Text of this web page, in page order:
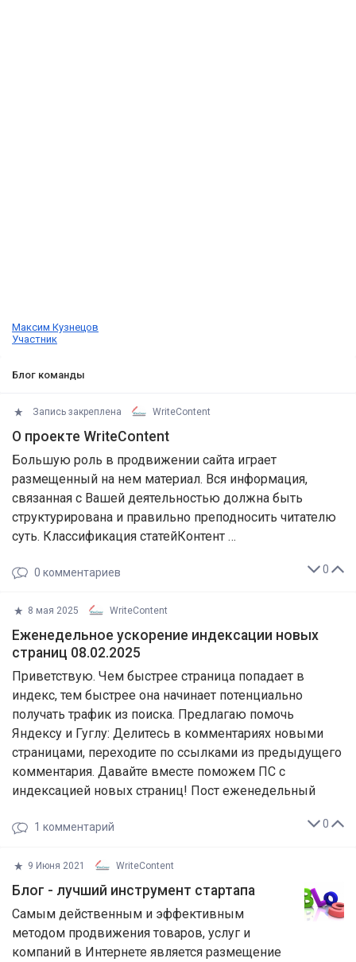
Максим Кузнецов
Участник
Блог команды
Запись закреплена WriteContent
О проекте WriteContent
Большую роль в продвижении сайта играет
размещенный на нем материал. Вся информация,
связанная с Вашей деятельностью должна быть
структурирована и правильно преподносить читателю
суть. Классификация статейКонтент …
0
0 комментариев
8 мая 2025 WriteContent
Еженедельное ускорение индексации новых
страниц 08.02.2025
Приветствую. Чем быстрее страница попадает в
индекс, тем быстрее она начинает потенциально
получать трафик из поиска. Предлагаю помочь
Яндексу и Гуглу: Делитесь в комментариях новыми
страницами, переходите по ссылками из предыдущего
комментария. Давайте вместе поможем ПС с
индексацией новых страниц! Пост еженедельный
0
1 комментарий
9 Июня 2021 WriteContent
Блог - лучший инструмент стартапа
Самым действенным и эффективным
методом продвижения товаров, услуг и
компаний в Интернете является размещение